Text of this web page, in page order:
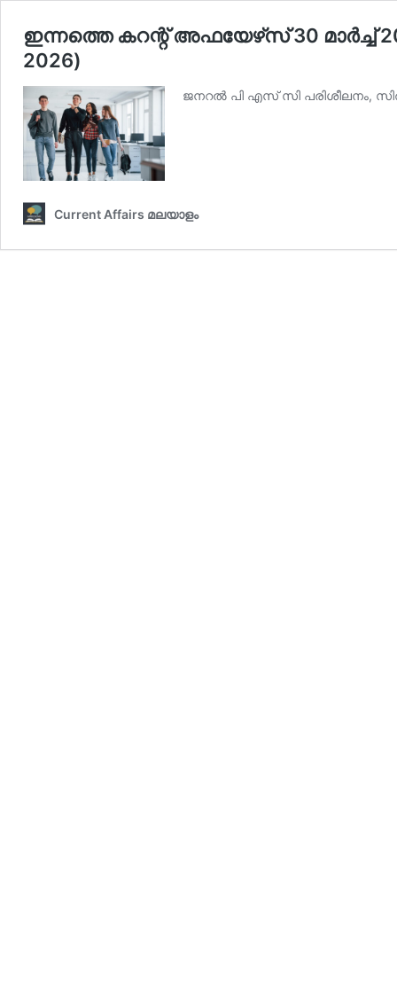
ഇന്നത്തെ കറന്റ് അഫയേഴ്‌സ് 30 മാര്‍ച്ച്‌
2026)
ജനറല്‍ പി എസ് സി പരിശീലനം,
Current Affairs മലയാളം